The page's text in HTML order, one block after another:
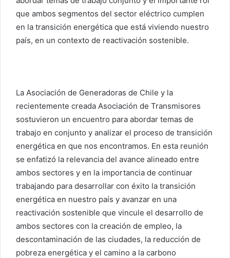
que ambos segmentos del sector eléctrico cumplen
en la transición energética que está viviendo nuestro
país, en un contexto de reactivación sostenible.
La Asociación de Generadoras de Chile y la
recientemente creada Asociación de Transmisores
sostuvieron un encuentro para abordar temas de
trabajo en conjunto y analizar el proceso de transición
energética en que nos encontramos. En esta reunión
se enfatizó la relevancia del avance alineado entre
ambos sectores y en la importancia de continuar
trabajando para desarrollar con éxito la transición
energética en nuestro país y avanzar en una
reactivación sostenible que vincule el desarrollo de
ambos sectores con la creación de empleo, la
descontaminación de las ciudades, la reducción de
pobreza energética y el camino a la carbono